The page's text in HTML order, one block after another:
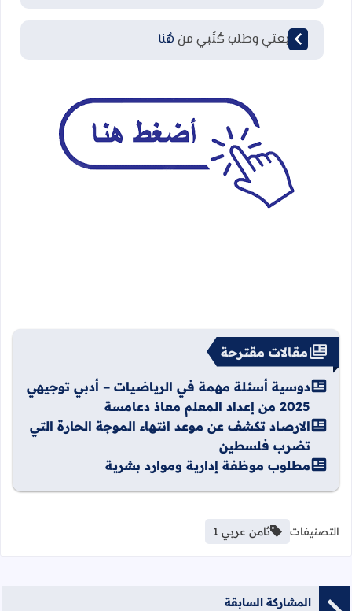
لمتابعتي وطلب كُتُبي من هُنا
مقالات مقترحة
دوسية أسئلة مهمة في الرياضيات – أدبي توجيهي
2025 من إعداد المعلم معاذ دعامسة
الارصاد تكشف عن موعد انتهاء الموجة الحارة التي
تضرب فلسطين
مطلوب موظفة إدارية وموارد بشرية
التصنيفات ثامن عربي 1
المشاركة السابقة